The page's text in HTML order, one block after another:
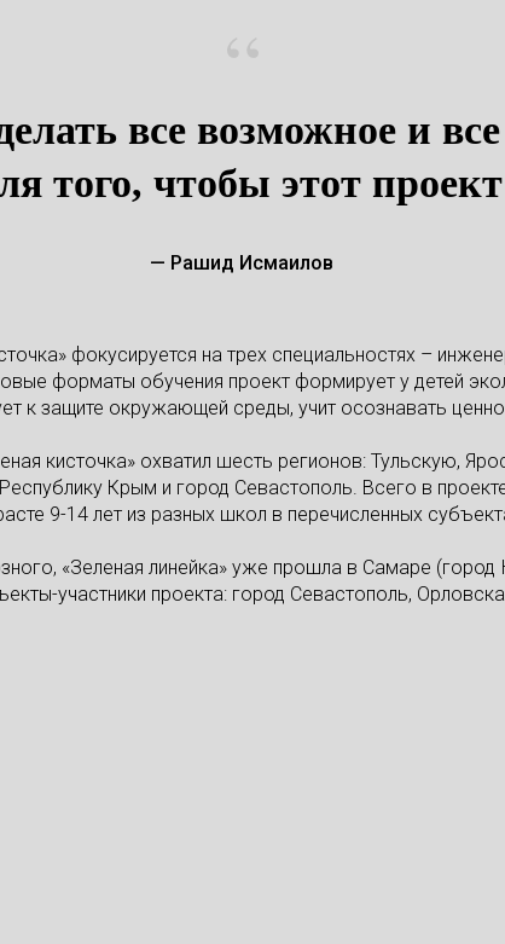
все возможное и
того, чтобы этот
— Рашид Исмаилов
фокусируется на трех специальностях –
форматы обучения проект формирует у детей
к защите окружающей среды, учит осознавать
кисточка» охватил шесть регионов: Тульскую,
Крым и город Севастополь. Всего в
9-14 лет из разных школ в перечисленных
«Зеленая линейка» уже прошла в Самаре
участники проекта: город Севастополь,